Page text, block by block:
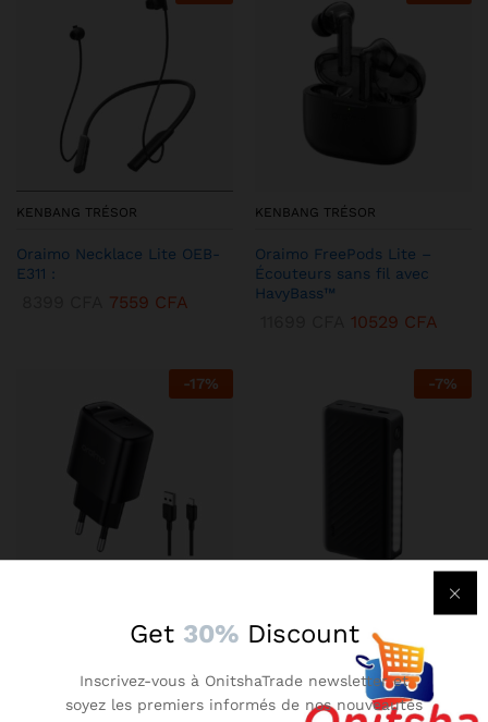
KENBANG TRÉSOR
Oraimo Necklace Lite OEB-
E311 :
7559 CFA
KENBANG TRÉSOR
Oraimo FreePods Lite –
Écouteurs sans fil avec
HavyBass™
10529 CFA
-17%
Chargeur Mural Oraimo 2A –
AniFast™
2899CFA 2609CFA
-7%
Oraimo Traveler 3 Lit –
Batterie Externe 27000 mAh
Ultra-Puissante
14899CFA 13409CFA
Get 30% Discount
Inscrivez-vous à OnitshaTrade newsletter et
soyez les premiers informés de nos nouveautés